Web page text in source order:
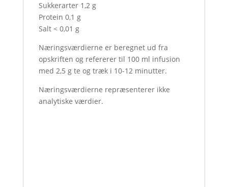
Sukkerarter 1,2 g
Protein 0,1 g
Salt < 0,01 g
Næringsværdierne er beregnet ud fra
opskriften og refererer til 100 ml infusion
med 2,5 g te og træk i 10-12 minutter.
Næringsværdierne repræsenterer ikke
analytiske værdier.